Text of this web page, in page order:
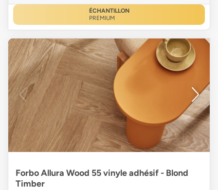
ÉCHANTILLON
PREMIUM
Forbo Allura Wood 55 vinyle adhésif - Blond
Timber